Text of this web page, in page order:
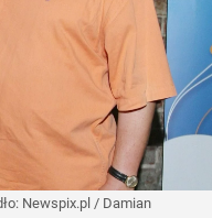
Newspix.pl / Damian